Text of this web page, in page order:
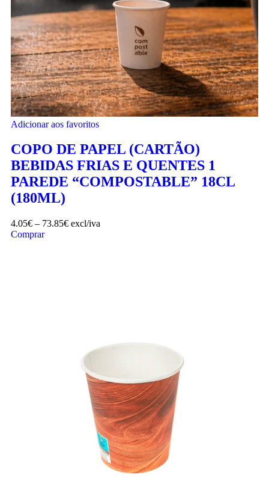
Adicionar aos favoritos
COPO DE PAPEL (CARTÃO)
BEBIDAS FRIAS E QUENTES 1
PAREDE “COMPOSTABLE” 18CL
(180ML)
4.05€ – 73.85€ excl/iva
Comprar